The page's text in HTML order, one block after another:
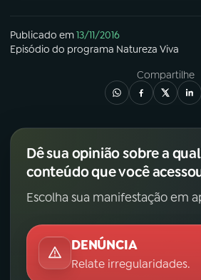
Publicado em13/11/2016
Episódio do programa Natureza Viva
Compartilhe
Dê sua opinião sobre a
conteúdo que você
Escolha sua manifestação em
DENÚNCIA
Relate irregularidades.